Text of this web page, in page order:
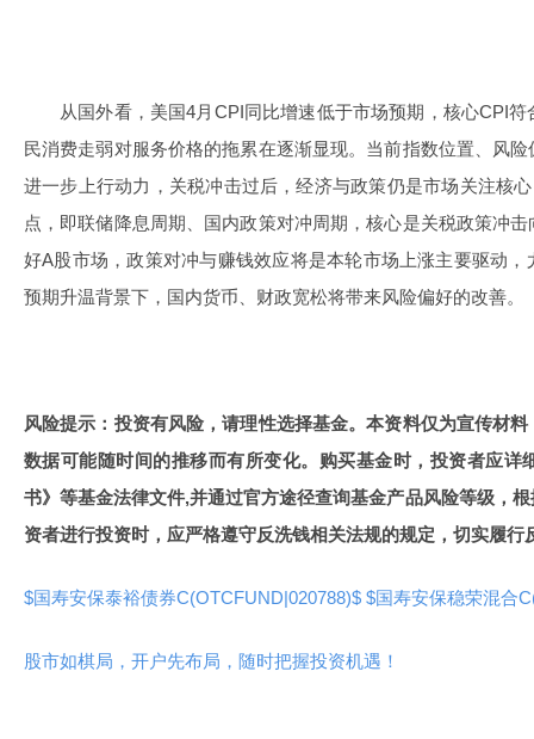
从国外看，美国4月CPI同比增速低于市场预期，核心CPI
民消费走弱对服务价格的拖累在逐渐显现。当前指数位置、风
进一步上行动力，关税冲击过后，经济与政策仍是市场关注核
点，即联储降息周期、国内政策对冲周期，核心是关税政策冲
好A股市场，政策对冲与赚钱效应将是本轮市场上涨主要驱动
预期升温背景下，国内货币、财政宽松将带来风险偏好的改善。
风险提示：投资有风险，请理性选择基金。本资料仅为宣传材
数据可能随时间的推移而有所变化。购买基金时，投资者应详
书》等基金法律文件,并通过官方途径查询基金产品风险等级，
资者进行投资时，应严格遵守反洗钱相关法规的规定，切实履行
$国寿安保泰裕债券C(OTCFUND|020788)$ $国寿安保稳荣混合
股市如棋局，开户先布局，随时把握投资机遇！